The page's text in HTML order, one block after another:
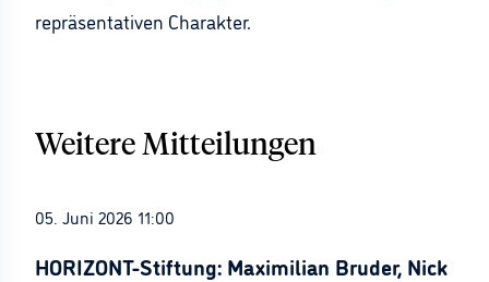
repräsentativen Charakter.
Weitere Mitteilungen
05. Juni 2026 11:00
HORIZONT-Stiftung: Maximilian Bruder, Nick